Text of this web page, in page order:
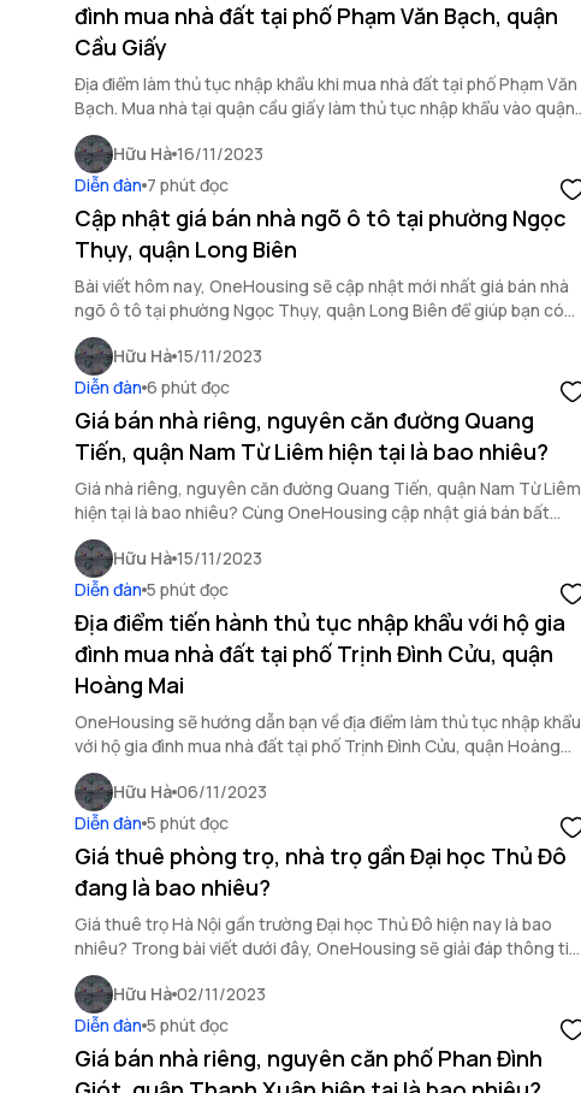
đình mua nhà đất tại phố Phạm Văn Bạch, quận
Cầu Giấy
Địa điểm làm thủ tục nhập khẩu khi mua nhà đất tại phố Phạm Văn
Bạch. Mua nhà tại quận cầu giấy làm thủ tục nhập khẩu vào quận
Cầu Giấy, TP Hà Nội ở đâu?
Hữu Hà 16/11/2023
Diễn đàn 7 phút đọc
Cập nhật giá bán nhà ngõ ô tô tại phường Ngọc
Thụy, quận Long Biên
Bài viết hôm nay, OneHousing sẽ cập nhật mới nhất giá bán nhà
ngõ ô tô tại phường Ngọc Thụy, quận Long Biên để giúp bạn có
cái nhìn tổng quan về thị trường bất động sản Hà Nội hiện tại.
Hữu Hà 15/11/2023
Diễn đàn 6 phút đọc
Giá bán nhà riêng, nguyên căn đường Quang
Tiến, quận Nam Từ Liêm hiện tại là bao nhiêu?
Giá nhà riêng, nguyên căn đường Quang Tiến, quận Nam Từ Liêm
hiện tại là bao nhiêu? Cùng OneHousing cập nhật giá bán bất
động sản quận Nam Từ Liêm qua bài viết sau.
Hữu Hà 15/11/2023
Diễn đàn 5 phút đọc
Địa điểm tiến hành thủ tục nhập khẩu với hộ gia
đình mua nhà đất tại phố Trịnh Đình Cửu, quận
Hoàng Mai
OneHousing sẽ hướng dẫn bạn về địa điểm làm thủ tục nhập khẩu
với hộ gia đình mua nhà đất tại phố Trịnh Đình Cửu, quận Hoàng
Mai qua bài viết dưới đây.
Hữu Hà 06/11/2023
Diễn đàn 5 phút đọc
Giá thuê phòng trọ, nhà trọ gần Đại học Thủ Đô
đang là bao nhiêu?
Giá thuê trọ Hà Nội gần trường Đại học Thủ Đô hiện nay là bao
nhiêu? Trong bài viết dưới đây, OneHousing sẽ giải đáp thông tin
chi tiết cho bạn.
Hữu Hà 02/11/2023
Diễn đàn 5 phút đọc
Giá bán nhà riêng, nguyên căn phố Phan Đình